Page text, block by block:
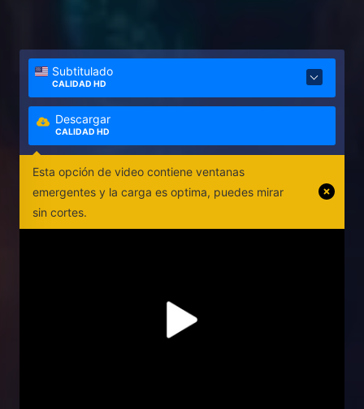
Subtitulado
CALIDAD HD
Descargar
CALIDAD HD
Esta opción de video contiene ventanas
emergentes y la carga es optima, puedes mirar
sin cortes.